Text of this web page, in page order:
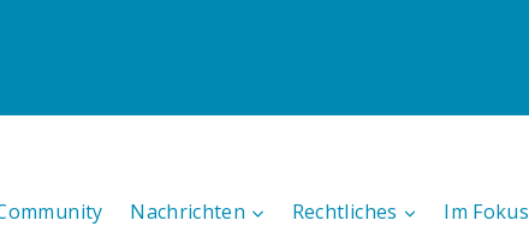
Nachrichten Rechtliches Im Fokus